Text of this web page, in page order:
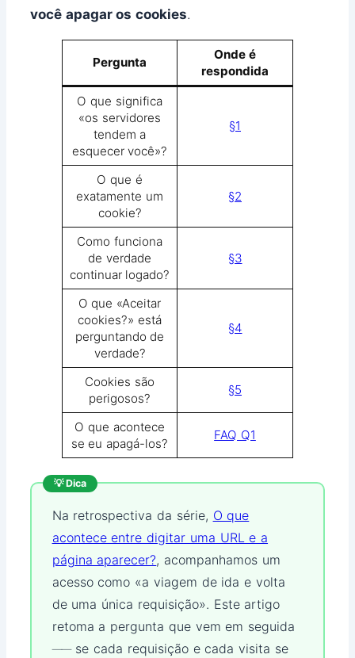
você apagar os cookies.
Pergunta
Onde é
respondida
O que significa
«os servidores
tendem a
esquecer você»?
§1
O que é
exatamente um
cookie?
§2
Como funciona
de verdade
continuar logado?
§3
O que «Aceitar
cookies?» está
perguntando de
verdade?
§4
Cookies são
perigosos?
§5
O que acontece
se eu apagá-los?
FAQ Q1
💡 Dica
Na retrospectiva da série, O que
acontece entre digitar uma URL e a
página aparecer?, acompanhamos um
acesso como «a viagem de ida e volta
de uma única requisição». Este artigo
retoma a pergunta que vem em seguida
── se cada requisição e cada visita se